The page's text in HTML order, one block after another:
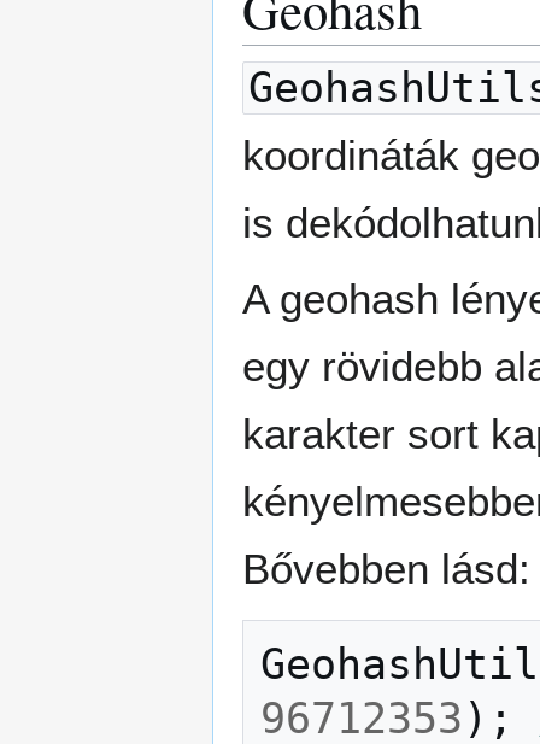
koordináták
is
A geohash
egy rövidebb
karakter sort
Bővebben
96712353 );